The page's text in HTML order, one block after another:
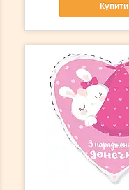
Купити